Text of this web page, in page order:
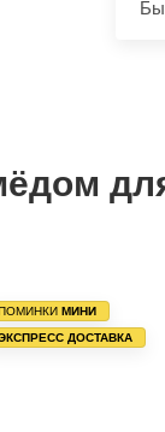
МИНИ
ДОСТАВКА